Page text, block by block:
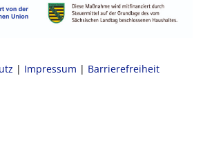
| Impressum | Barrierefreiheit